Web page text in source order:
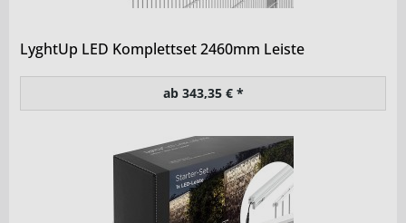
LyghtUp LED Komplettset 2460mm Leiste
ab 343,35 € *